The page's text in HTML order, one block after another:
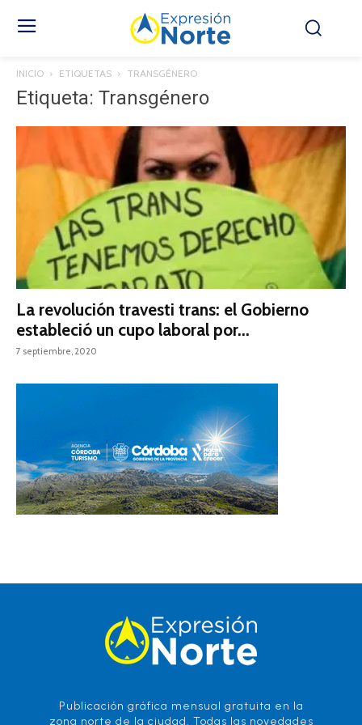
INICIO ETIQUETAS TRANSGÉNERO
Etiqueta: Transgénero
La revolución travesti trans: el Gobierno
estableció un cupo laboral por...
7 septiembre, 2020
Publicación gráfica mensual gratuita en la
zona norte de la ciudad. Todas las novedades